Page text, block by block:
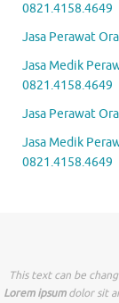
0821.4158.4649
Jasa Perawat
Jasa Medik
0821.4158.4649
Jasa Perawat
Jasa Medik
0821.4158.4649
This text can be
Lorem ipsumdolor sit